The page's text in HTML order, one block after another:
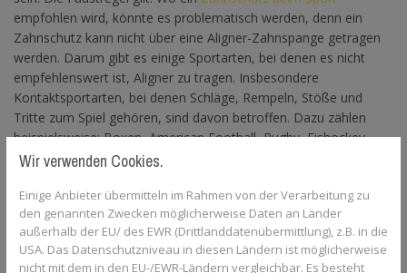
empfohlen wird, könnte es problematisch werden, denn ein
Zahnschutz kann nicht über eine Aligner-Zahnspange getragen
werden. Darum gibt es einige Sportarten, bei denen es nicht
empfehlenswert ist, Aligner zu tragen. Insbesondere
Kontaktsportarten, bei denen Schläge, Rempeln, Stöße und
Tritte zum Spiel gehören, sind davon betroffen. Dazu zählen
beispielsweise: Boxen, American Football, Rugby, Eishockey,
Feldhockey, Wrestling oder Kampfsport.
Bei diesen Sportarten muss in der Regel eine herkömmliche
Mundschutzvorrichtung getragen werden, was bei Alignern
allerdings nicht gleichzeitig möglich ist. Zum einen wären die
Zähne so während des Sports ungeschützt. Zum anderen
Wir verwenden Cookies.
Einige Anbieter übermitteln im Rahmen von der Verarbeitung zu
den genannten Zwecken möglicherweise Daten an Länder
außerhalb der EU/ des EWR (Drittlanddatenübermittlung), z.B. in die
USA. Das Datenschutzniveau in diesen Ländern ist möglicherweise
nicht mit dem in den EU-/EWR-Ländern vergleichbar. Es besteht